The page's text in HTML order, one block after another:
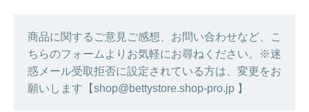
商品に関するご意見ご感想、お問い合わせなど、こ
ちらのフォームよりお気軽にお尋ねください。※迷
惑メール受取拒否に設定されている方は、変更をお
願いします【shop@bettystore.shop-pro.jp 】